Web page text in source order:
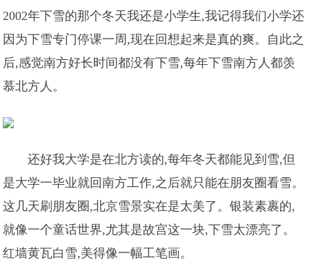
2002年下雪的那个冬天我还是小学生,我记得我们小学还
因为下雪专门停课一周,现在回想起来是真的爽。自此之
后,感觉南方好长时间都没有下雪,每年下雪南方人都羡
慕北方人。
还好我大学是在北方读的,每年冬天都能见到雪,但
是大学一毕业就回南方工作,之后就只能在朋友圈看雪。
这几天刷朋友圈,北京雪景实在是太美了。银装素裹的,
就像一个童话世界,尤其是故宫这一块,下雪太漂亮了。
红墙黄瓦白雪,美得像一幅工笔画。